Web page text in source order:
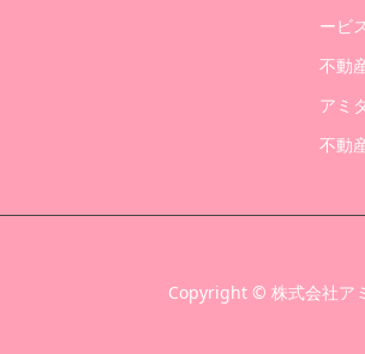
ービ
不動
アミ
不動
Copyright © 株式会社ア